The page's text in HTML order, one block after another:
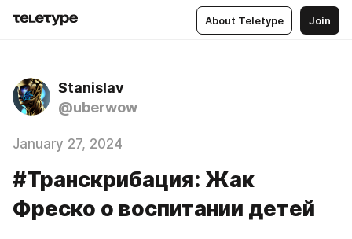
About Teletype Join
Stanislav
@uberwow
January 27, 2024
#Транскрибация: Жак
Фреско о воспитании детей